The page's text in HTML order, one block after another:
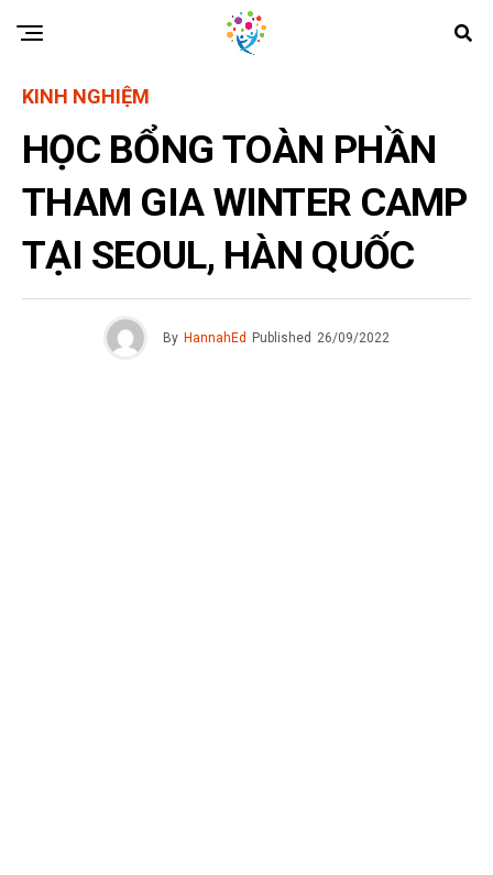
KINH NGHIỆM
HỌC BỔNG TOÀN PHẦN
THAM GIA WINTER CAMP
TẠI SEOUL, HÀN QUỐC
By HannahEd Published 26/09/2022